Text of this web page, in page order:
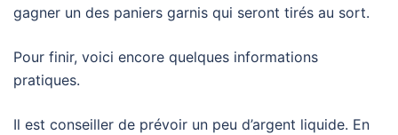
gagner un des paniers garnis qui seront tirés au sort.
Pour finir, voici encore quelques informations
pratiques.
Il est conseiller de prévoir un peu d’argent liquide. En